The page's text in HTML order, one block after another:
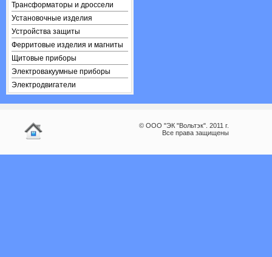
Трансформаторы и дроссели
Установочные изделия
Устройства защиты
Ферритовые изделия и магниты
Щитовые приборы
Электровакуумные приборы
Электродвигатели
© ООО "ЭК "Вольтэк". 2011 г.
Все права защищены